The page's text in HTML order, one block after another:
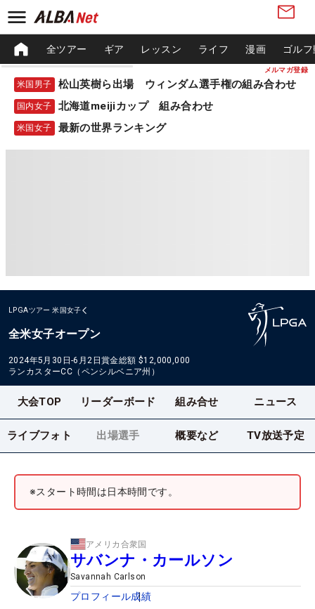
メルマガ登録
全ツアー ギア レッスン ライフ 漫画 ゴル
米国男子 松山英樹ら出場 ウィンダム選手権の組み合わせ
国内女子 北海道meijiカップ 組み合わせ
米国女子 最新の世界ランキング
LPGAツアー 米国女子
全米女子オープン
2024年5月30日-6月2日賞金総額 $12,000,000
ランカスターCC（ペンシルベニア州）
大会TOP リーダーボード 組み合せ ニュース
ライブフォト 出場選手 概要など TV放送予定
※スタート時間は日本時間です。
アメリカ合衆国
サバンナ・カールソン
Savannah Carlson
プロフィール成績